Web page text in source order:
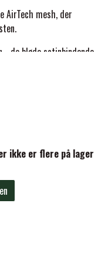
& TRÆKTOV
& TILBEHØR
TILBEHØR
AirTech mesh, der
de bløde satinbindende
at forhindre
ikke er flere på lager